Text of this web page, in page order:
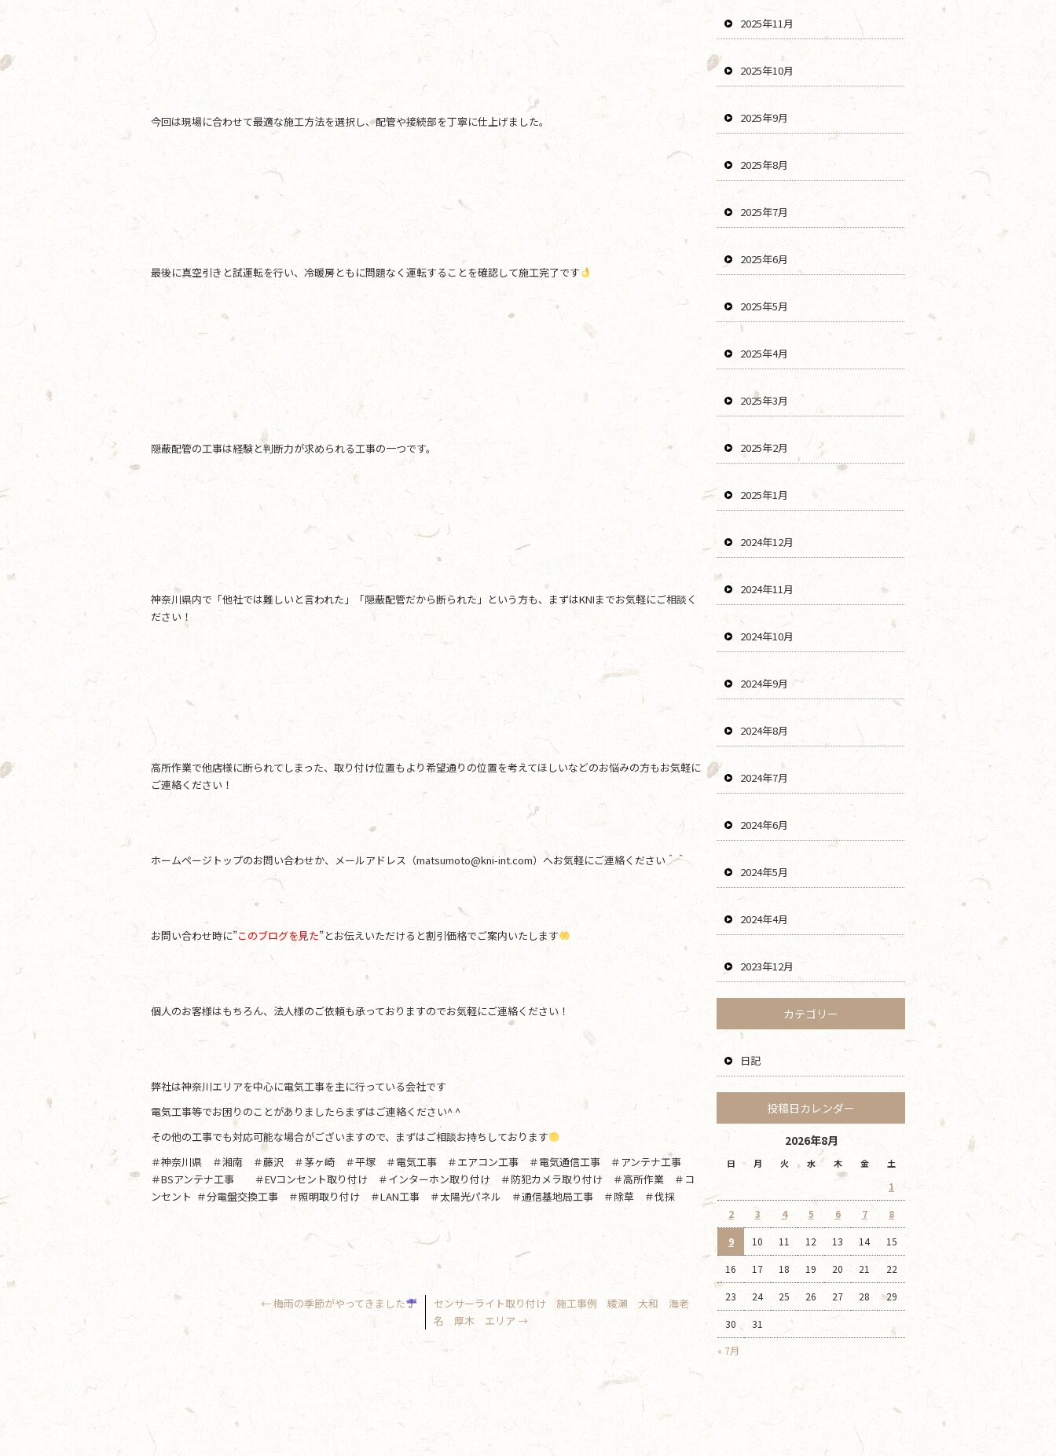
今回は現場に合わせて最適な施工方法を選択し、配管や接続部を丁寧に仕上げました。
最後に真空引きと試運転を行い、冷暖房ともに問題なく運転することを確認して施工完了です
隠蔽配管の工事は経験と判断力が求められる工事の一つです。
神奈川県内で「他社では難しいと言われた」「隠蔽配管だから断られた」という方も、まずはKNIまでお気軽にご相談く
ださい！
高所作業で他店様に断られてしまった、取り付け位置もより希望通りの位置を考えてほしいなどのお悩みの方もお気軽に
ご連絡ください！
ホームページトップのお問い合わせか、メールアドレス（matsumoto@kni-int.com）へお気軽にご連絡ください＾＾
お問い合わせ時に”このブログを見た”とお伝えいただけると割引価格でご案内いたします
個人のお客様はもちろん、法人様のご依頼も承っておりますのでお気軽にご連絡ください！
弊社は神奈川エリアを中心に電気工事を主に行っている会社です
電気工事等でお困りのことがありましたらまずはご連絡ください^ ^
その他の工事でも対応可能な場合がございますので、まずはご相談お持ちしております
＃神奈川県 ＃湘南 ＃藤沢 ＃茅ヶ崎 ＃平塚 ＃電気工事 ＃エアコン工事 ＃電気通信工事 ＃アンテナ工事
＃BSアンテナ工事 ＃EVコンセント取り付け ＃インターホン取り付け ＃防犯カメラ取り付け ＃高所作業 ＃コ
ンセント ＃分電盤交換工事 ＃照明取り付け ＃LAN工事 ＃太陽光パネル ＃通信基地局工事 ＃除草 ＃伐採
←梅雨の季節がやってきました
センサーライト取り付け 施工事例 綾瀬 大和 海老
名 厚木 エリア →
2025年11月
2025年10月
2025年9月
2025年8月
2025年7月
2025年6月
2025年5月
2025年4月
2025年3月
2025年2月
2025年1月
2024年12月
2024年11月
2024年10月
2024年9月
2024年8月
2024年7月
2024年6月
2024年5月
2024年4月
2023年12月
カテゴリー
日記
投稿日カレンダー
2026年8月
日 月 火 水 木 金 土
« 7月
1
2 3 4 5 6 7 8
9 10 11 12 13 14 15
16 17 18 19 20 21 22
23 24 25 26 27 28 29
30 31